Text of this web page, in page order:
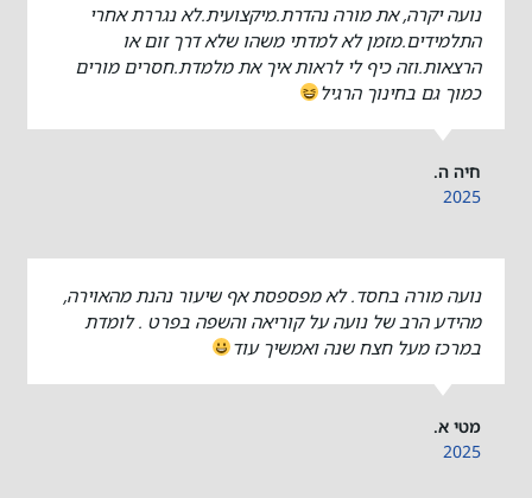
נועה יקרה, את מורה נהדרת.מיקצועית.לא נגררת אחרי
התלמידים.מזמן לא למדתי משהו שלא דרך זום או
הרצאות.וזה כיף לי לראות איך את מלמדת.חסרים מורים
כמוך גם בחינוך הרגיל
חיה ה.
2025
נועה מורה בחסד. לא מפספסת אף שיעור נהנת מהאוירה,
מהידע הרב של נועה על קוריאה והשפה בפרט . לומדת
במרכז מעל חצח שנה ואמשיך עוד
מטי א.
2025